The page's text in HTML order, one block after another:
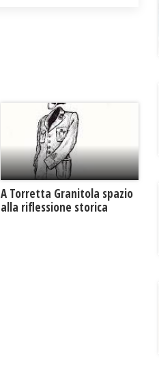
​A Torretta Granitola spazio
alla riflessione storica